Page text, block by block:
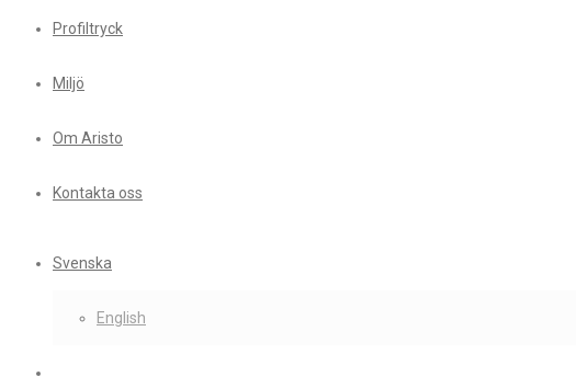
Profiltryck
Miljö
Om Aristo
Kontakta oss
Svenska
English